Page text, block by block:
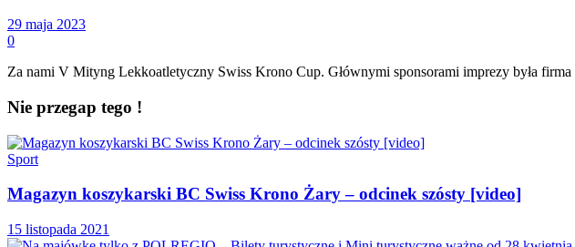
29 maja 2023
0
Za nami V Mityng Lekkoatletyczny Swiss Krono Cup. Głównymi sponsorami imprezy była
Nie przegap tego !
Sport
Magazyn koszykarski BC Swiss Krono Żary – odcinek szósty [video]
15 listopada 2021